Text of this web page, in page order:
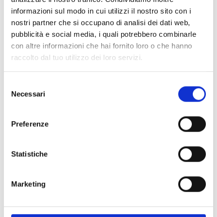
informazioni sul modo in cui utilizzi il nostro sito con i
nostri partner che si occupano di analisi dei dati web,
pubblicità e social media, i quali potrebbero combinarle
con altre informazioni che hai fornito loro o che hanno
raccolto dal tuo utilizzo dei loro servizi.
delNecessari
Preferenze
Statistiche
Marketing